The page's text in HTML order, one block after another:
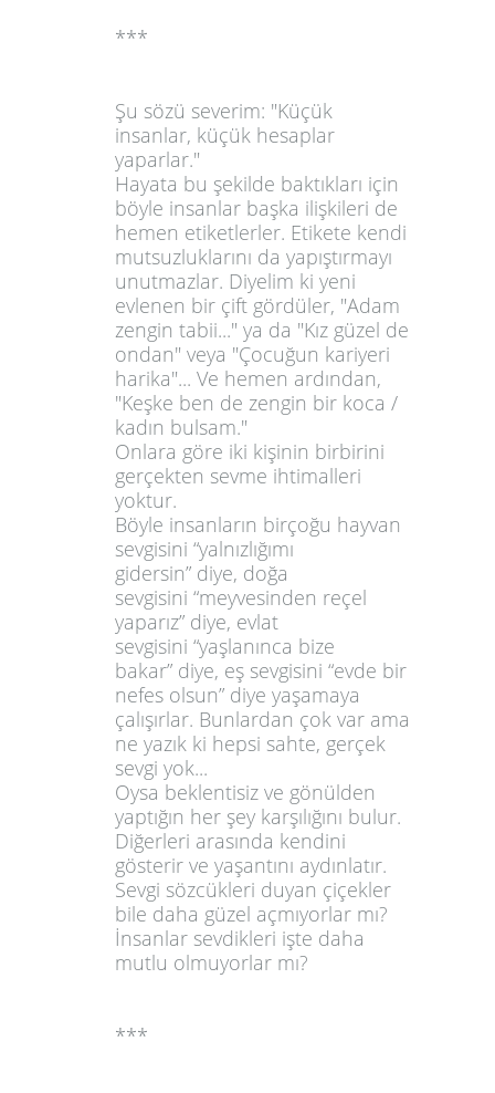
***
Şu sözü severim: "Küçük
insanlar, küçük hesaplar
yaparlar."
Hayata bu şekilde baktıkları için
böyle insanlar başka ilişkileri de
hemen etiketlerler. Etikete kendi
mutsuzluklarını da yapıştırmayı
unutmazlar. Diyelim ki yeni
evlenen bir çift gördüler, "Adam
zengin tabii..." ya da "Kız güzel de
ondan" veya "Çocuğun kariyeri
harika"... Ve hemen ardından,
"Keşke ben de zengin bir koca /
kadın bulsam."
Onlara göre iki kişinin birbirini
gerçekten sevme ihtimalleri
yoktur.
Böyle insanların birçoğu hayvan
sevgisini “yalnızlığımı
gidersin” diye, doğa
sevgisini “meyvesinden reçel
yaparız” diye, evlat
sevgisini “yaşlanınca bize
bakar” diye, eş sevgisini “evde bir
nefes olsun” diye yaşamaya
çalışırlar. Bunlardan çok var ama
ne yazık ki hepsi sahte, gerçek
sevgi yok...
Oysa beklentisiz ve gönülden
yaptığın her şey karşılığını bulur.
Diğerleri arasında kendini
gösterir ve yaşantını aydınlatır.
Sevgi sözcükleri duyan çiçekler
bile daha güzel açmıyorlar mı?
İnsanlar sevdikleri işte daha
mutlu olmuyorlar mı?
***